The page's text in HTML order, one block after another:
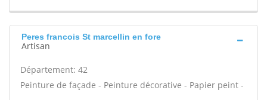
Peres francois St marcellin en fore
Artisan
Département: 42
Peinture de façade - Peinture décorative - Papier peint -